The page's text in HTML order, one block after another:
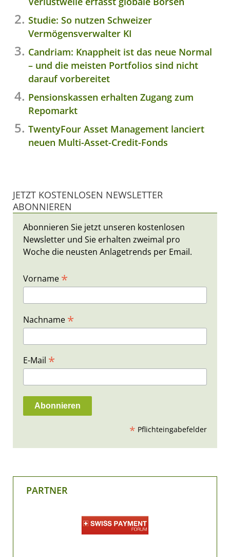
Studie: So nutzen Schweizer
Vermögensverwalter KI
Candriam: Knappheit ist das neue Normal
– und die meisten Portfolios sind nicht
darauf vorbereitet
Pensionskassen erhalten Zugang zum
Repomarkt
TwentyFour Asset Management lanciert
neuen Multi-Asset-Credit-Fonds
JETZT KOSTENLOSEN NEWSLETTER
ABONNIEREN
Abonnieren Sie jetzt unseren kostenlosen
Newsletter und Sie erhalten zweimal pro
Woche die neusten Anlagetrends per Email.
Vorname *
Nachname *
E-Mail *
* Pflichteingabefelder
PARTNER